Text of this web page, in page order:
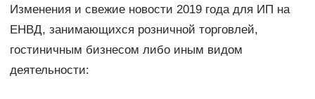
Изменения и свежие новости 2019 года для ИП на
ЕНВД, занимающихся розничной торговлей,
гостиничным бизнесом либо иным видом
деятельности: